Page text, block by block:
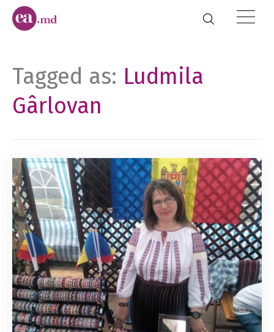
Tagged as: Ludmila
Gârlovan